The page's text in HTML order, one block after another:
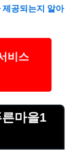
제공되는지 알아
비스
마을1